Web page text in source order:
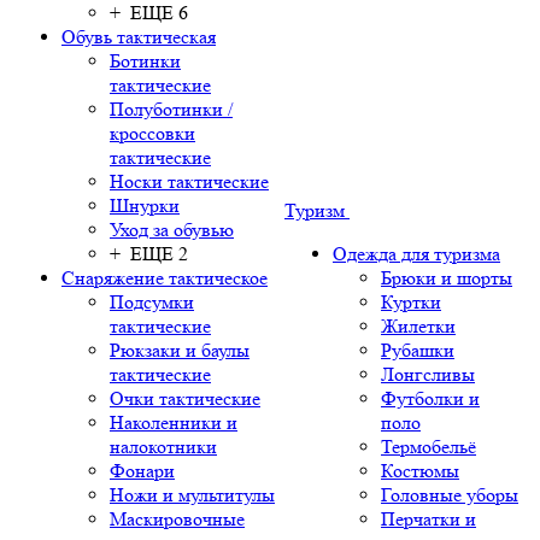
+ ЕЩЕ 6
Обувь тактическая
Ботинки
тактические
Полуботинки /
кроссовки
тактические
Носки тактические
Шнурки
Уход за обувью
+ ЕЩЕ 2
Снаряжение тактическое
Подсумки
тактические
Рюкзаки и баулы
тактические
Очки тактические
Наколенники и
налокотники
Фонари
Ножи и мультитулы
Маскировочные
Туризм
Одежда для туризма
Брюки и шорты
Куртки
Жилетки
Рубашки
Лонгсливы
Футболки и
поло
Термобельё
Костюмы
Головные уборы
Перчатки и